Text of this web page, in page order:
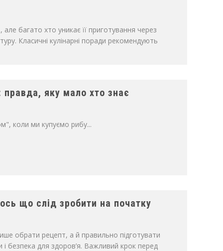
багато хто уникає її приготування через
Класичні кулінарні поради рекомендують
яку мало хто знає
коли ми купуємо рибу...
що слід зробити на початку
обрати рецепт, а й правильно підготувати
безпека для здоров’я. Важливий крок перед